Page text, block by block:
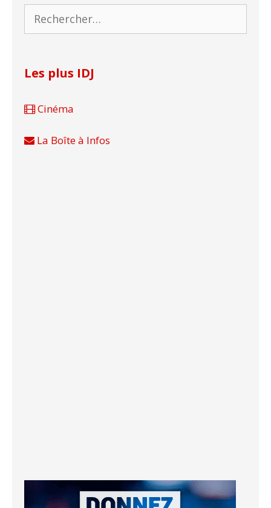
Rechercher :
Les plus IDJ
Cinéma
La Boîte à Infos